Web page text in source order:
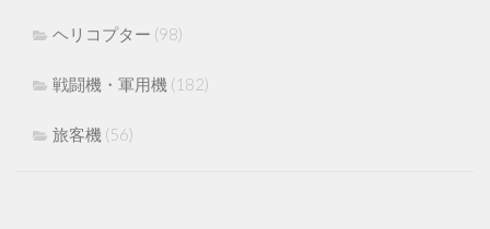
ヘリコプター (98)
戦闘機・軍用機 (182)
旅客機 (56)